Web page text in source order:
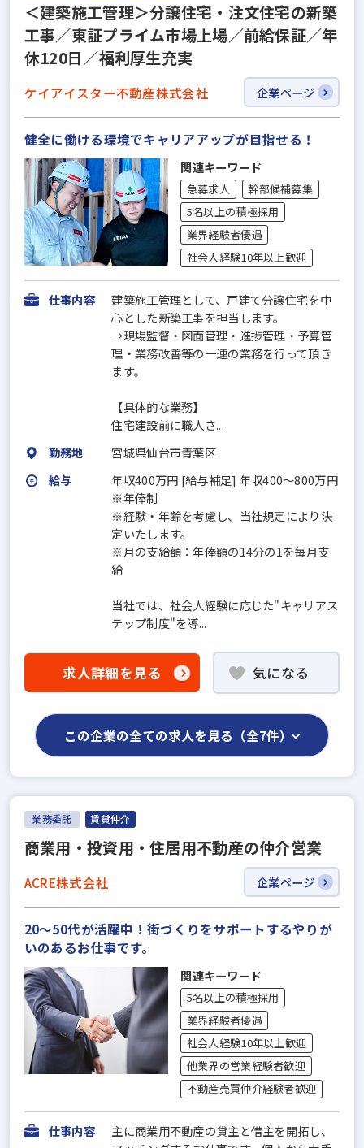
＜建築施工管理＞分譲住宅・注文住宅の新築
工事／東証プライム市場上場／前給保証／年
休120日／福利厚生充実
ケイアイスター不動産株式会社 企業ページ
健全に働ける環境でキャリアアップが目指せる！
関連キーワード
急募求人
幹部候補募集
5名以上の積極採用
業界経験者優遇
社会人経験10年以上歓迎
仕事内容
建築施工管理として、戸建て分譲住宅を中
心とした新築工事を担当します。
→現場監督・図面管理・進捗管理・予算管
理・業務改善等の一連の業務を行って頂き
ます。
【具体的な業務】
住宅建設前に職人さ...
勤務地
宮城県仙台市青葉区
給与
年収400万円 [給与補足] 年収400～800万円
※年俸制
※経験・年齢を考慮し、当社規定により決
定いたします。
※月の支給額：年俸額の14分の1を毎月支
給
当社では、社会人経験に応じた"キャリアス
テップ制度"を導...
求人詳細を見る 気になる
この企業の全ての求人を見る（全7件）
業務委託 賃貸仲介
商業用・投資用・住居用不動産の仲介営業
ACRE株式会社 企業ページ
20～50代が活躍中！街づくりをサポートするやりが
いのあるお仕事です。
関連キーワード
5名以上の積極採用
業界経験者優遇
社会人経験10年以上歓迎
他業界の営業経験者歓迎
不動産売買仲介経験者歓迎
仕事内容
主に商業用不動産の貸主と借主を開拓し、